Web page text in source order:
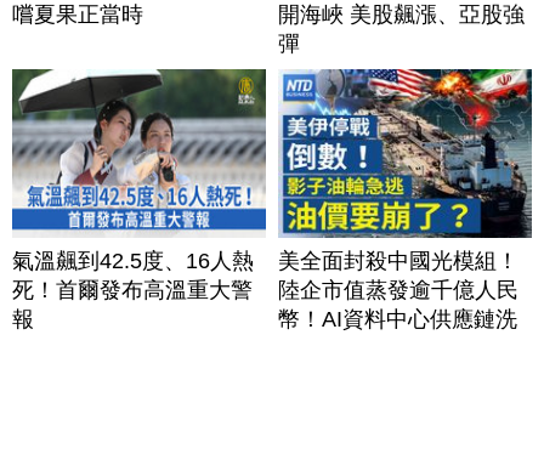
嚐夏果正當時
開海峽 美股飆漲、亞股強
彈
氣溫飆到42.5度、16人熱
死！首爾發布高溫重大警
報
美全面封殺中國光模組！
陸企市值蒸發逾千億人民
幣！AI資料中心供應鏈洗